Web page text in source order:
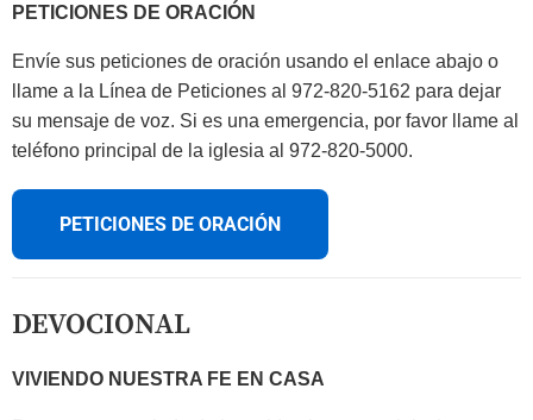
PETICIONES DE ORACIÓN
Envíe sus peticiones de oración usando el enlace abajo o
llame a la Línea de Peticiones al 972-820-5162 para dejar
su mensaje de voz. Si es una emergencia, por favor llame al
teléfono principal de la iglesia al 972-820-5000.
PETICIONES DE ORACIÓN
DEVOCIONAL
VIVIENDO NUESTRA FE EN CASA